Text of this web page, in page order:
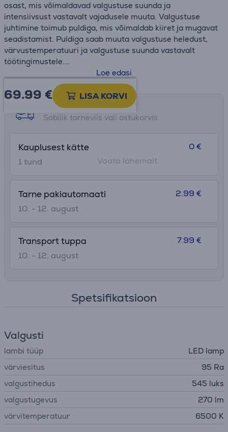
osast, mis võimaldavad valgustuse suunda ja
intensiivsust vastavalt vajadusele muuta. Valgustuse
juhtimine toimub puldiga, mis võimaldab kiiret ja mugavat
seadistamist. Puldiga saab muuta valgustuse heledust,
värvustemperatuuri ja valgustuse suunda vastavalt
töötingimustele.
Xiaomi Mi Monitor Light Baril on ka minimalistlik ja stiilne
disain, mis sobib erinevate monitoridega ja sobitub igasse
töökeskkonda. Valgustusriba on õhuke, kergesti
paigaldatav ja reguleeritav vastavalt monitori suurusele.
väsimust ja pinget.
Loe edasi
69.99 € LISA KORVI
Tarne võimalused
Sobilik tarneviis vali ostukorvis
Kauplusest kätte
1 tund
0 €
Vaata lähemalt
Tarne pakiautomaati
10. - 12. august
2.99 €
Transport tuppa
10. - 12. august
7.99 €
Spetsifikatsioon
Valgusti
lambi tüüp
LED lamp
värviesitus
95 Ra
valgustihedus
545 luks
valgustugevus
270 lm
värvitemperatuur
6500 K